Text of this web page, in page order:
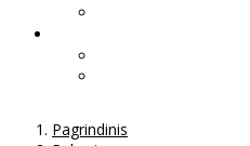
Pagrindinis